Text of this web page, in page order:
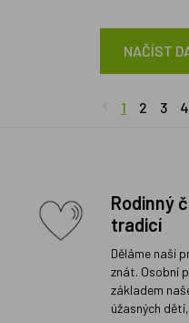
NAČÍST
1 2 3 4
Rodinný
tradicí
Děláme naši
znát. Osobní
základem
úžasných